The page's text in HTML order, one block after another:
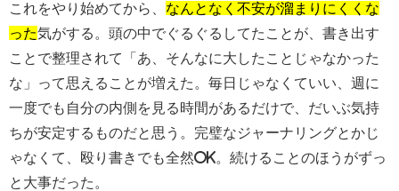
これをやり始めてから、 なんとなく不安が溜まりにくくな
った気がする。頭の中でぐるぐるしてたことが、書き出す
ことで整理されて「あ、そんなに大したことじゃなかった
な」って思えることが増えた。毎日じゃなくていい、週に
一度でも自分の内側を見る時間があるだけで、だいぶ気持
ちが安定するものだと思う。完璧なジャーナリングとかじ
ゃなくて、殴り書きでも全然OK。続けることのほうがずっ
と大事だった。